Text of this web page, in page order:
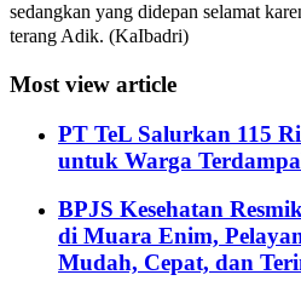
sedangkan yang didepan selamat
terang Adik. (KaIbadri)
Most view article
PT TeL Salurkan 115
untuk Warga
BPJS Kesehatan
di Muara Enim,
Mudah, Cepat, dan